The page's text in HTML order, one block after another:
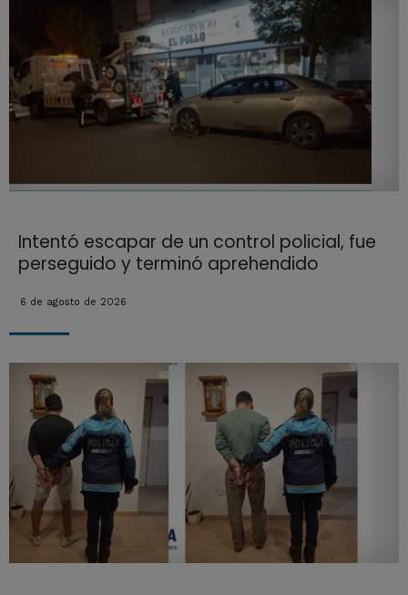
Intentó escapar de un control policial, fue
perseguido y terminó aprehendido
6 de agosto de 2026